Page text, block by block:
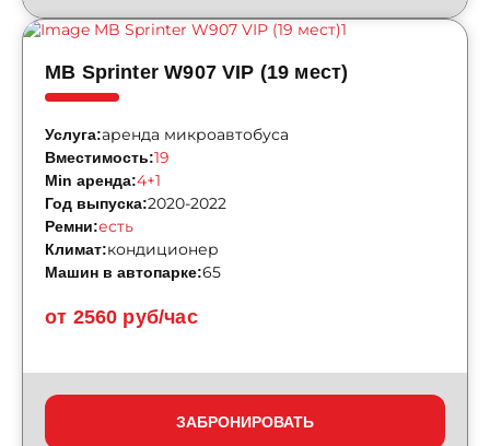
MB Sprinter W907 VIP (19 мест)
от 2560 руб/час
Услуга:аренда микроавтобуса
Вместимость:19
Min аренда:4+1
Год выпуска:2020-2022
Ремни:есть
Климат:кондиционер
Машин в автопарке:65
ЗАБРОНИРОВАТЬ